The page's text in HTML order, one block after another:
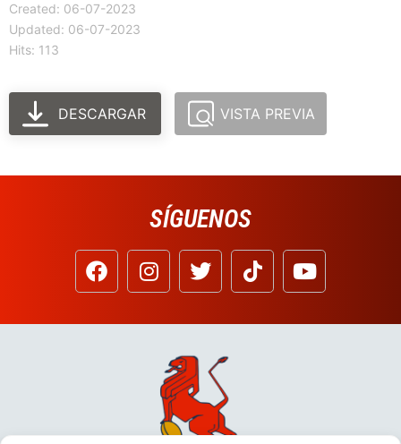
Created: 06-07-2023
Updated: 06-07-2023
Hits: 113
DESCARGAR VISTA PREVIA
SÍGUENOS